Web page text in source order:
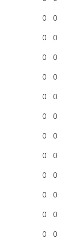
0 0
0 0
0 0
0 0
0 0
0 0
0 0
0 0
0 0
0 0
0 0
0 0